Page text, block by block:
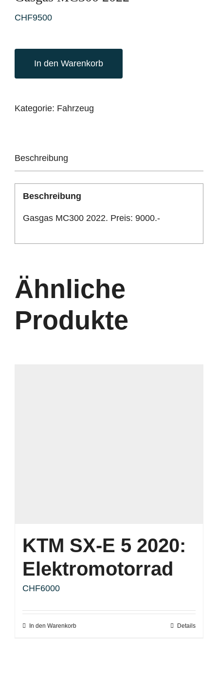
CHF9500
In den Warenkorb
Kategorie: Fahrzeug
Beschreibung
Beschreibung
Gasgas MC300 2022. Preis: 9000.-
Ähnliche
Produkte
KTM SX-E 5 2020:
Elektromotorrad
CHF6000
In den Warenkorb Details